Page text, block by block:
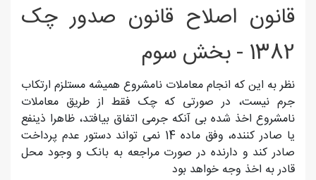
قانون اصلاح قانون صدور چک
1382 - بخش سوم
نظر به این که انجام معاملات نامشروع همیشه مستلزم ارتکاب
جرم نیست، در صورتی که چک فقط از طریق معاملات
نامشروع اخذ شده بی آنکه جرمی اتفاق بیافتد، ظاهرا ذینفع
یا صادر کننده، وفق ماده 14 نمی تواند دستور عدم پرداخت
صادر کند و دارنده در صورت مراجعه به بانک و وجود محل
قادر به اخذ وجه خواهد بود